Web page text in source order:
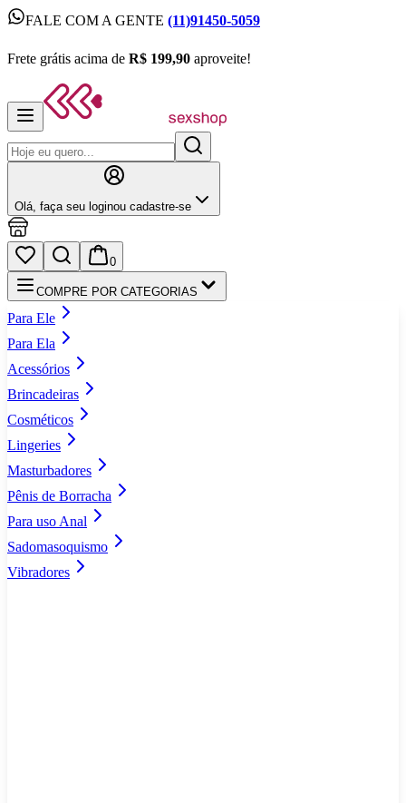
FALE COM A GENTE (11)91450-5059
Frete grátis acima de R$ 199,90 aproveite!
Olá, faça seu loginou cadastre‑se
0
COMPRE POR CATEGORIAS
Para Ele
Para Ela
Acessórios
Brincadeiras
Cosméticos
Lingeries
Masturbadores
Pênis de Borracha
Para uso Anal
Sadomasoquismo
Vibradores